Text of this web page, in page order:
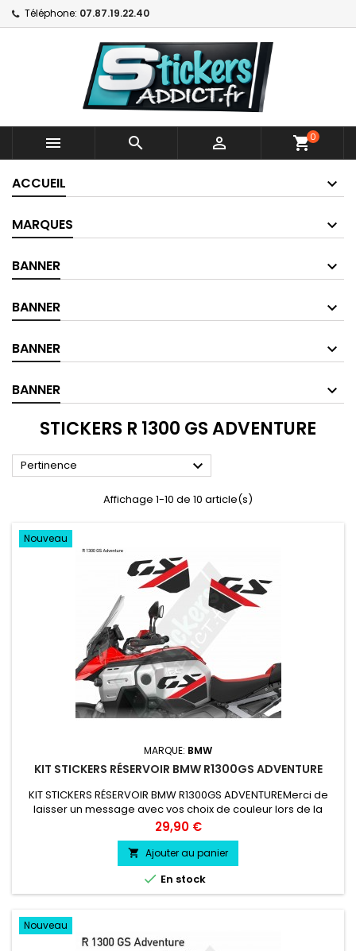
Téléphone: 07.87.19.22.40
   shopping_cart0
ACCUEIL
MARQUES
BANNER
BANNER
BANNER
BANNER
STICKERS R 1300 GS ADVENTURE
Pertinence 
Affichage 1-10 de 10 article(s)
Nouveau
MARQUE: BMW
KIT STICKERS RÉSERVOIR BMW R1300GS ADVENTURE
KIT STICKERS RÉSERVOIR BMW R1300GS ADVENTUREMerci de
laisser un message avec vos choix de couleur lors de la
commande COULEUR AU CHOIX vinyle professionnel très
résistant résiste a l'eau, essence, chaleur, froid.
Prix
29,90 €
 Ajouter au panier
 En stock
Nouveau